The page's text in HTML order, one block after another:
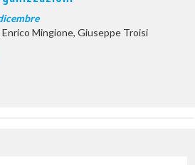
Mingione, Giuseppe Troisi